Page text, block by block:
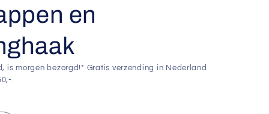
en
is morgen bezorgd!* Gratis verzending in Nederland
.